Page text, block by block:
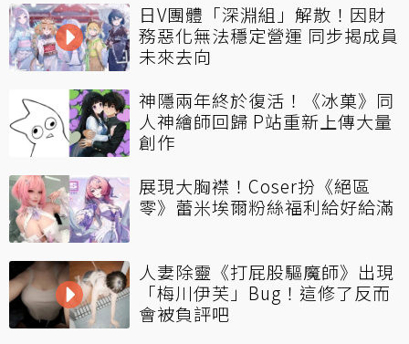
日V團體「深淵組」解散！因財
務惡化無法穩定營運 同步揭成員
未來去向
神隱兩年終於復活！《冰菓》同
人神繪師回歸 P站重新上傳大量
創作
展現大胸襟！Coser扮《絕區
零》蕾米埃爾粉絲福利給好給滿
人妻除靈《打屁股驅魔師》出現
「梅川伊芙」Bug！這修了反而
會被負評吧